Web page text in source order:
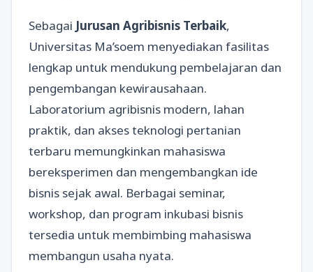
Sebagai Jurusan Agribisnis Terbaik,
Universitas Ma’soem menyediakan fasilitas
lengkap untuk mendukung pembelajaran dan
pengembangan kewirausahaan.
Laboratorium agribisnis modern, lahan
praktik, dan akses teknologi pertanian
terbaru memungkinkan mahasiswa
bereksperimen dan mengembangkan ide
bisnis sejak awal. Berbagai seminar,
workshop, dan program inkubasi bisnis
tersedia untuk membimbing mahasiswa
membangun usaha nyata.